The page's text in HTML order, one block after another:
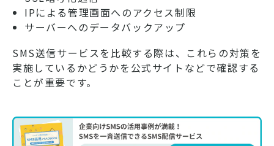
IPによる管理画面へのアクセス制限
サーバーへのデータバックアップ
SMS送信サービスを比較する際は、これらの対策を
実施しているかどうかを公式サイトなどで確認する
ことが重要です。